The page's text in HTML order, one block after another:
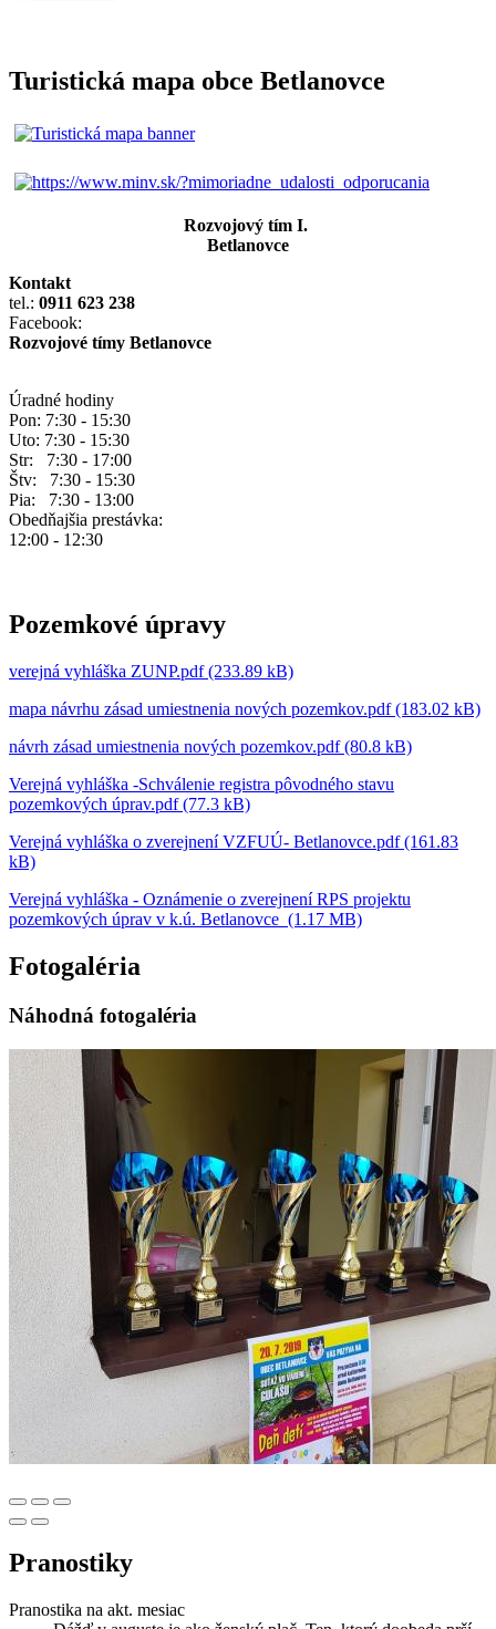
Turistická mapa obce Betlanovce
Rozvojový tím I.
Betlanovce
Kontakt
tel.: 0911 623 238
Facebook:
Rozvojové tímy Betlanovce
Úradné hodiny
Pon: 7:30 - 15:30
Uto: 7:30 - 15:30
Str: 7:30 - 17:00
Štv: 7:30 - 15:30
Pia: 7:30 - 13:00
Obedňajšia prestávka:
12:00 - 12:30
Pozemkové úpravy
verejná vyhláška ZUNP.pdf (233.89 kB)
mapa návrhu zásad umiestnenia nových pozemkov.pdf (183.02 kB)
návrh zásad umiestnenia nových pozemkov.pdf (80.8 kB)
Verejná vyhláška -Schválenie registra pôvodného stavu
pozemkových úprav.pdf (77.3 kB)
Verejná vyhláška o zverejnení VZFUÚ- Betlanovce.pdf (161.83
kB)
Verejná vyhláška - Oznámenie o zverejnení RPS projektu
pozemkových úprav v k.ú. Betlanovce (1.17 MB)
Fotogaléria
Náhodná fotogaléria
Pranostiky
Pranostika na akt. mesiac